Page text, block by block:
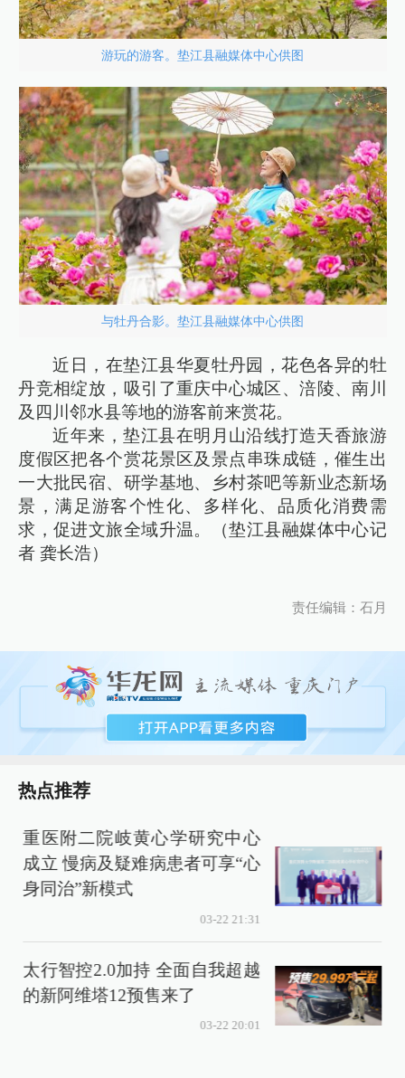
游玩的游客。垫江县融媒体中心供图
与牡丹合影。垫江县融媒体中心供图
近日，在垫江县华夏牡丹园，花色各异的牡
丹竞相绽放，吸引了重庆中心城区、涪陵、南川
及四川邻水县等地的游客前来赏花。
近年来，垫江县在明月山沿线打造天香旅游
度假区把各个赏花景区及景点串珠成链，催生出
一大批民宿、研学基地、乡村茶吧等新业态新场
景，满足游客个性化、多样化、品质化消费需
求，促进文旅全域升温。（垫江县融媒体中心记
者 龚长浩）
责任编辑：石月
热点推荐
重医附二院岐黄心学研究中心
成立 慢病及疑难病患者可享“心
身同治”新模式
03-22 21:31
太行智控2.0加持 全面自我超越
的新阿维塔12预售来了
03-22 20:01